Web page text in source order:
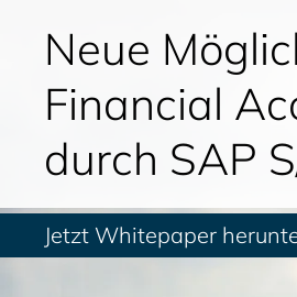
Neue
Financial
durch SAP
Jetzt Whitepaper